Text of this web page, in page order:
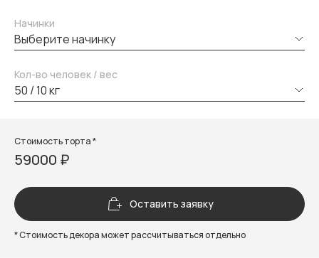
Начинки
выберите начинку
Кол-во человек / вес
50 / 10 кг
Стоимость торта *
59000 ₽
Оставить заявку
* Стоимость декора может рассчитываться отдельно